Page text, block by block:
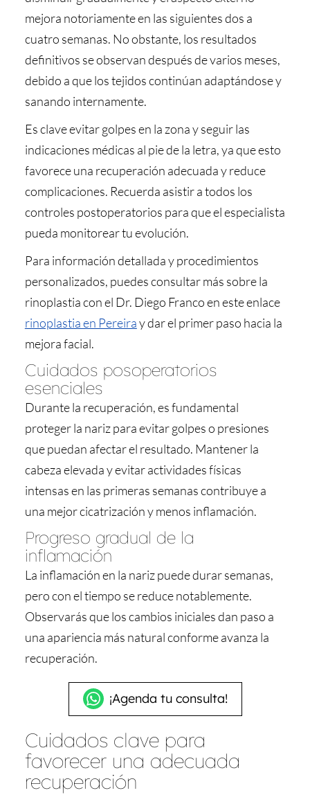
mejora notoriamente en las siguientes dos a
cuatro semanas. No obstante, los resultados
definitivos se observan después de varios meses,
debido a que los tejidos continúan adaptándose y
sanando internamente.
Es clave evitar golpes en la zona y seguir las
indicaciones médicas al pie de la letra, ya que esto
favorece una recuperación adecuada y reduce
complicaciones. Recuerda asistir a todos los
controles postoperatorios para que el especialista
pueda monitorear tu evolución.
Para información detallada y procedimientos
personalizados, puedes consultar más sobre la
rinoplastia con el Dr. Diego Franco en este enlace
rinoplastia en Pereiray dar el primer paso hacia la
mejora facial.
Cuidados posoperatorios
esenciales
Durante la recuperación, es fundamental
proteger la nariz para evitar golpes o presiones
que puedan afectar el resultado. Mantener la
cabeza elevada y evitar actividades físicas
intensas en las primeras semanas contribuye a
una mejor cicatrización y menos inflamación.
Progreso gradual de la
inflamación
La inflamación en la nariz puede durar semanas,
pero con el tiempo se reduce notablemente.
Observarás que los cambios iniciales dan paso a
una apariencia más natural conforme avanza la
recuperación.
¡Agenda tu consulta!
Cuidados clave para
favorecer una adecuada
recuperación